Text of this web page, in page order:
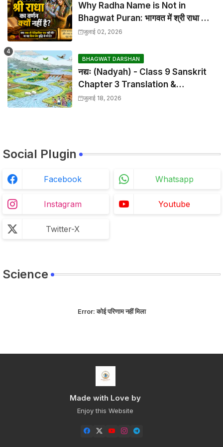
Why Radha Name is Not in
Bhagwat Puran: भागवत में श्री राधा का
वर्णन क्यों नहीं है?
जुलाई 02, 2026
BHAGWAT DARSHAN
नद्यः (Nadyah) - Class 9 Sanskrit
Chapter 3 Translation &
Solutions
जुलाई 18, 2026
Social Plugin
Facebook Whatsapp
Instagram Youtube
Twitter-X
Science
Error:कोई परिणाम नहीं मिला
Made with Love by
Enjoy this Website